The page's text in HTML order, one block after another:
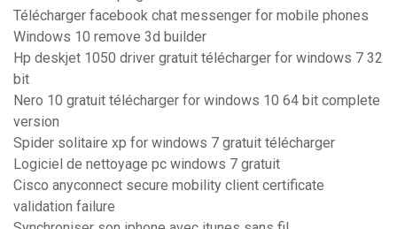
Télécharger facebook chat messenger for mobile phones
Windows 10 remove 3d builder
Hp deskjet 1050 driver gratuit télécharger for windows 7 32
bit
Nero 10 gratuit télécharger for windows 10 64 bit complete
version
Spider solitaire xp for windows 7 gratuit télécharger
Logiciel de nettoyage pc windows 7 gratuit
Cisco anyconnect secure mobility client certificate
validation failure